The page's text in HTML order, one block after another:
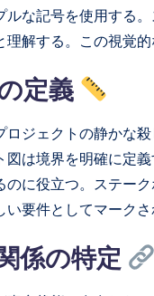
ルな記号を使用する
解する。この視覚
定義
ロジェクトの静かな
図は境界を明確に定
のに役立つ。ステー
要件としてマーク
係の特定